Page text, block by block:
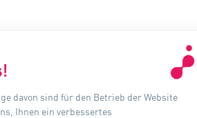
davon sind für den Betrieb der Website
Ihnen ein verbessertes